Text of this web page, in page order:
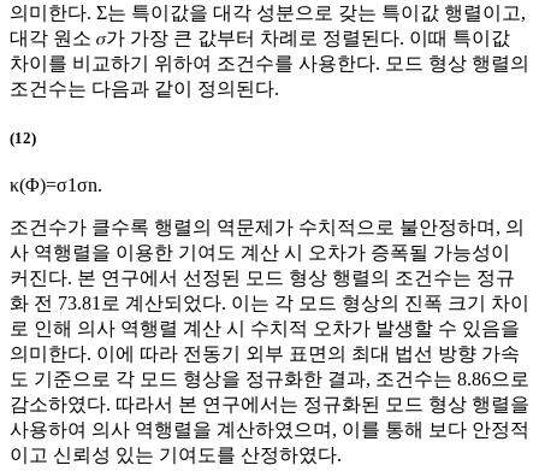
의미한다. Σ는 특이값을 대각 성분으로 갖는 특이값 행렬이고,
대각 원소 𝜎가 가장 큰 값부터 차례로 정렬된다. 이때 특이값
차이를 비교하기 위하여 조건수를 사용한다. 모드 형상 행렬의
조건수는 다음과 같이 정의된다.
(12)
κ(Φ)=σ1σn.
조건수가 클수록 행렬의 역문제가 수치적으로 불안정하며, 의
사 역행렬을 이용한 기여도 계산 시 오차가 증폭될 가능성이
커진다. 본 연구에서 선정된 모드 형상 행렬의 조건수는 정규
화 전 73.81로 계산되었다. 이는 각 모드 형상의 진폭 크기 차이
로 인해 의사 역행렬 계산 시 수치적 오차가 발생할 수 있음을
의미한다. 이에 따라 전동기 외부 표면의 최대 법선 방향 가속
도 기준으로 각 모드 형상을 정규화한 결과, 조건수는 8.86으로
감소하였다. 따라서 본 연구에서는 정규화된 모드 형상 행렬을
사용하여 의사 역행렬을 계산하였으며, 이를 통해 보다 안정적
이고 신뢰성 있는 기여도를 산정하였다.